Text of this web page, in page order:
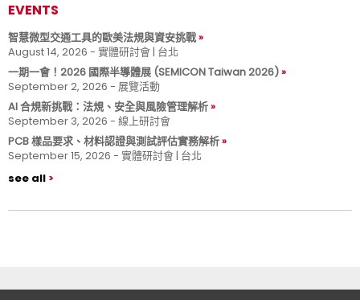
EVENTS
智慧微型交通工具的歐美法規與資安挑戰
August 14, 2026 - 實體研討會 | 台北
一期一會！2026 國際半導體展 (SEMICON Taiwan 2026)
September 2, 2026 - 展覽活動
AI 合規新挑戰：法規、安全與風險管理解析
September 3, 2026 - 線上研討會
PCB 樣品要求、材料認證與測試評估實務解析
September 15, 2026 - 實體研討會 | 台北
see all